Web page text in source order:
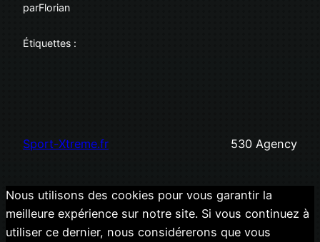
parFlorian
Étiquettes :
Sport-Xtreme.fr 530 Agency
Nous utilisons des cookies pour vous garantir la
meilleure expérience sur notre site. Si vous continuez à
utiliser ce dernier, nous considérerons que vous